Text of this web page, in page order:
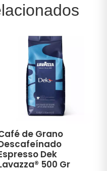
de Grano
Dek
500 Gr